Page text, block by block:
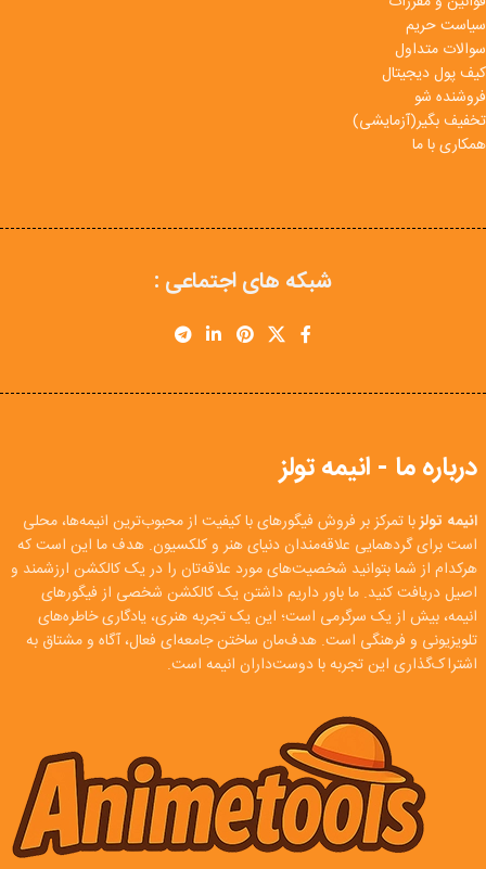
سیاست حریم
سوالات متداول
کیف پول دیجیتال
فروشنده شو
تخفیف بگیر(آزمایشی)
همکاری با ما
شبکه های اجتماعی :
درباره ما - انیمه تولز
انیمه تولزبا تمرکز بر فروش فیگورهای با کیفیت از محبوب‌ترین انیمه‌ها، محلی
است برای گردهمایی علاقه‌مندان دنیای هنر و کلکسیون. هدف ما این است که
هرکدام از شما بتوانید شخصیت‌های مورد علاقه‌تان را در یک کالکشن ارزشمند و
اصیل دریافت کنید. ما باور داریم داشتن یک کالکشن شخصی از فیگورهای
انیمه، بیش از یک سرگرمی است؛ این یک تجربه هنری، یادگاری خاطره‌های
تلویزیونی و فرهنگی است. هدف‌مان ساختن جامعه‌ای فعال، آگاه و مشتاق به
اشتراک‌گذاری این تجربه با دوست‌داران انیمه است.